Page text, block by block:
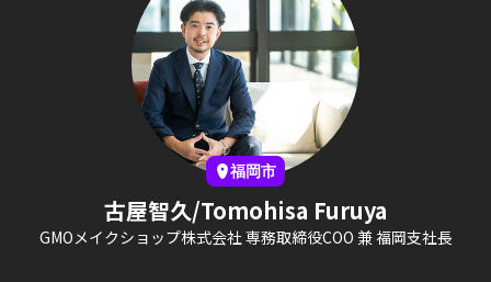
福岡市
古屋智久/Tomohisa Furuya
GMOメイクショップ株式会社 専務取締役COO 兼 福岡支社長